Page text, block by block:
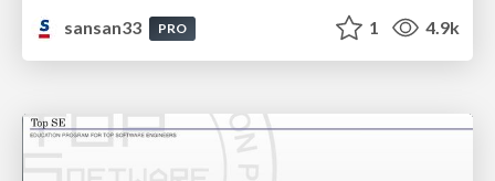
sansan33
PRO 1 4.9k